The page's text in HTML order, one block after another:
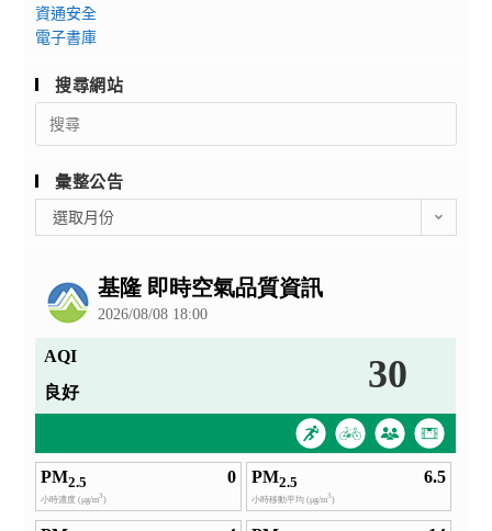
資通安全
電子書庫
搜尋網站
Search
for:
彙整公告
整
選取月份